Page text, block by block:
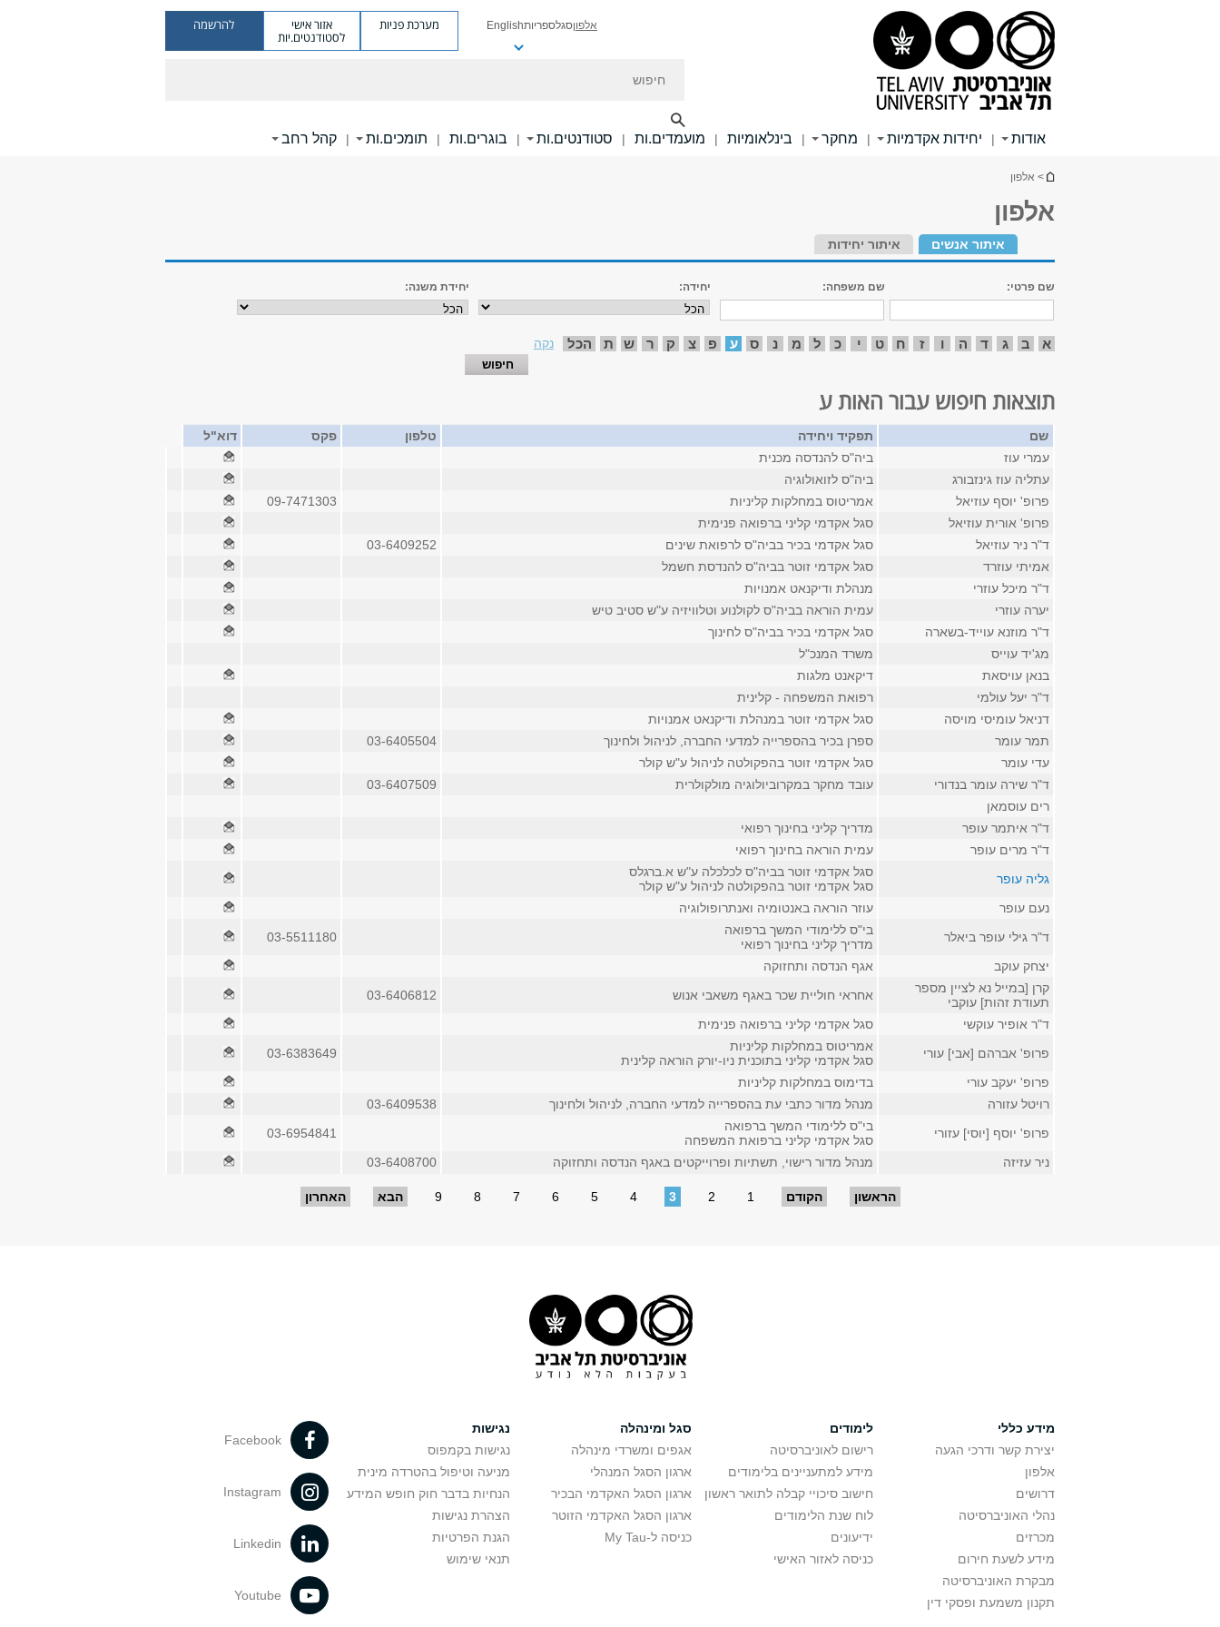
אלפוןסגלספריותEnglish מערכת פניות אזור אישי
לסטודנטים.יות
להרשמה
אודות | יחידות אקדמיות | מחקר | בינלאומיות | מועמדים.ות | סטודנטים.ות | בוגרים.ות | תומכים.ות | קהל רחב
הינך נמצא כאן
> אלפון
אלפון
איתור אנשים איתור יחידות
שם פרטי: שם משפחה: יחידה: יחידת משנה:
א ב ג ד ה ו ז ח ט י כ ל מ נ ס ע פ צ ק ר ש ת הכל נקה
תוצאות חיפוש עבור האות ע
שם תפקיד ויחידה טלפון פקס
דוא"ל
עמרי עוז
ביה"ס להנדסה מכנית
עתליה עוז גינזבורג
ביה"ס לזואולוגיה
פרופ' יוסף עוזיאל
אמריטוס במחלקות קליניות
09-7471303
פרופ' אורית עוזיאל
סגל אקדמי קליני ברפואה פנימית
ד"ר ניר עוזיאל
סגל אקדמי בכיר בביה"ס לרפואת שינים
03-6409252
אמיתי עוזרד
סגל אקדמי זוטר בביה"ס להנדסת חשמל
ד"ר מיכל עוזרי
מנהלת ודיקנאט אמנויות
יערה עוזרי
עמית הוראה בביה"ס לקולנוע וטלוויזיה ע"ש סטיב טיש
ד"ר מוזנא עוייד-בשארה
סגל אקדמי בכיר בביה"ס לחינוך
מג'יד עוייס
משרד המנכ"ל
בנאן עויסאת
דיקאנט מלגות
ד"ר יעל עולמי
רפואת המשפחה - קלינית
דניאל עומיסי מויסה
סגל אקדמי זוטר במנהלת ודיקנאט אמנויות
תמר עומר
ספרן בכיר בהספרייה למדעי החברה, לניהול ולחינוך
03-6405504
עדי עומר
סגל אקדמי זוטר בהפקולטה לניהול ע"ש קולר
ד"ר שירה עומר בנדורי
עובד מחקר במקרוביולוגיה מולקולרית
03-6407509
רים עוסמאן
ד"ר איתמר עופר
מדריך קליני בחינוך רפואי
ד"ר מרים עופר
עמית הוראה בחינוך רפואי
גליה עופר
סגל אקדמי זוטר בביה"ס לכלכלה ע"ש א.ברגלס
סגל אקדמי זוטר בהפקולטה לניהול ע"ש קולר
נעם עופר
עוזר הוראה באנטומיה ואנתרופולוגיה
ד"ר גילי עופר ביאלר
בי"ס ללימודי המשך ברפואה
מדריך קליני בחינוך רפואי
03-5511180
יצחק עוקב
אגף הנדסה ותחזוקה
קרן [במייל נא לציין מספר
תעודת זהות] עוקבי
אחראי חוליית שכר באגף משאבי אנוש
03-6406812
ד"ר אופיר עוקשי
סגל אקדמי קליני ברפואה פנימית
פרופ' אברהם [אבי] עורי
אמריטוס במחלקות קליניות
סגל אקדמי קליני בתוכנית ניו-יורק הוראה קלינית
03-6383649
פרופ' יעקב עורי
בדימוס במחלקות קליניות
רויטל עזורה
מנהל מדור כתבי עת בהספרייה למדעי החברה, לניהול ולחינוך
03-6409538
פרופ' יוסף [יוסי] עזורי
בי"ס ללימודי המשך ברפואה
סגל אקדמי קליני ברפואת המשפחה
03-6954841
ניר עזיזה
מנהל מדור רישוי, תשתיות ופרוייקטים באגף הנדסה ותחזוקה 03-6408700
הראשון הקודם 1
2
3
4
5
6
7
8
9 הבא האחרון
מידע כללי
יצירת קשר ודרכי הגעה
אלפון
דרושים
נהלי האוניברסיטה
מכרזים
מידע לשעת חירום
מבקרת האוניברסיטה
תקנון משמעת ופסקי דין
לימודים
רישום לאוניברסיטה
מידע למתעניינים בלימודים
חישוב סיכויי קבלה לתואר ראשון
לוח שנת הלימודים
ידיעונים
כניסה לאזור האישי
סגל ומינהלה
אגפים ומשרדי מינהלה
ארגון הסגל המנהלי
ארגון הסגל האקדמי הבכיר
ארגון הסגל האקדמי הזוטר
כניסה ל-My Tau
נגישות
נגישות בקמפוס
מניעה וטיפול בהטרדה מינית
הנחיות בדבר חוק חופש המידע
הצהרת נגישות
הגנת הפרטיות
תנאי שימוש
Facebook
Instagram
Linkedin
Youtube